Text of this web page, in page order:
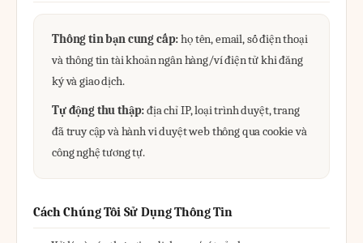
Thông tin bạn cung cấp:họ tên, email, số điện thoại
và thông tin tài khoản ngân hàng/ví điện tử khi đăng
ký và giao dịch.
Tự động thu thập:địa chỉ IP, loại trình duyệt, trang
đã truy cập và hành vi duyệt web thông qua cookie và
công nghệ tương tự.
Cách Chúng Tôi Sử Dụng Thông Tin